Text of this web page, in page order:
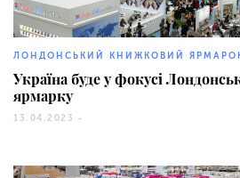
ЛОНДОНСЬКИЙ КНИЖКОВИЙ
Україна буде у фокусі
ярмарку
13.04.2023 -